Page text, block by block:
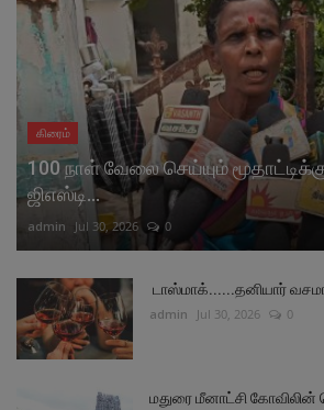
கிரைம்
100 நாள் வேலை செய்யும்
ஜிஎஸ்டி...
admin Jul 30, 2026 0
டாஸ்மாக்......தனியார்
admin Jul 30, 2026 0
மதுரை மீனாட்சி